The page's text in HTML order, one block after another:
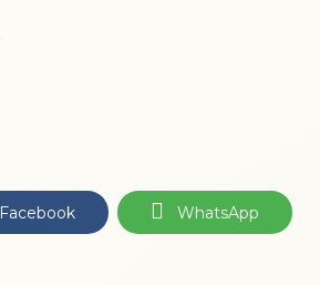
Facebook WhatsApp